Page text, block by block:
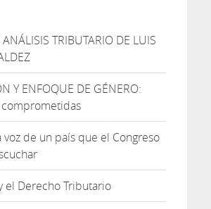
TRIBUTARIO DE LUIS
Y ENFOQUE DE GÉNERO:
voz de un país que el Congreso
el Derecho Tributario